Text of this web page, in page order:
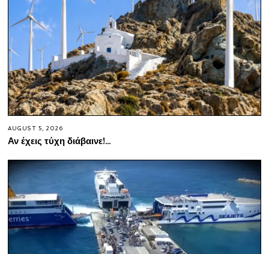
AUGUST 5, 2026
Αν έχεις τύχη διάβαινε!…